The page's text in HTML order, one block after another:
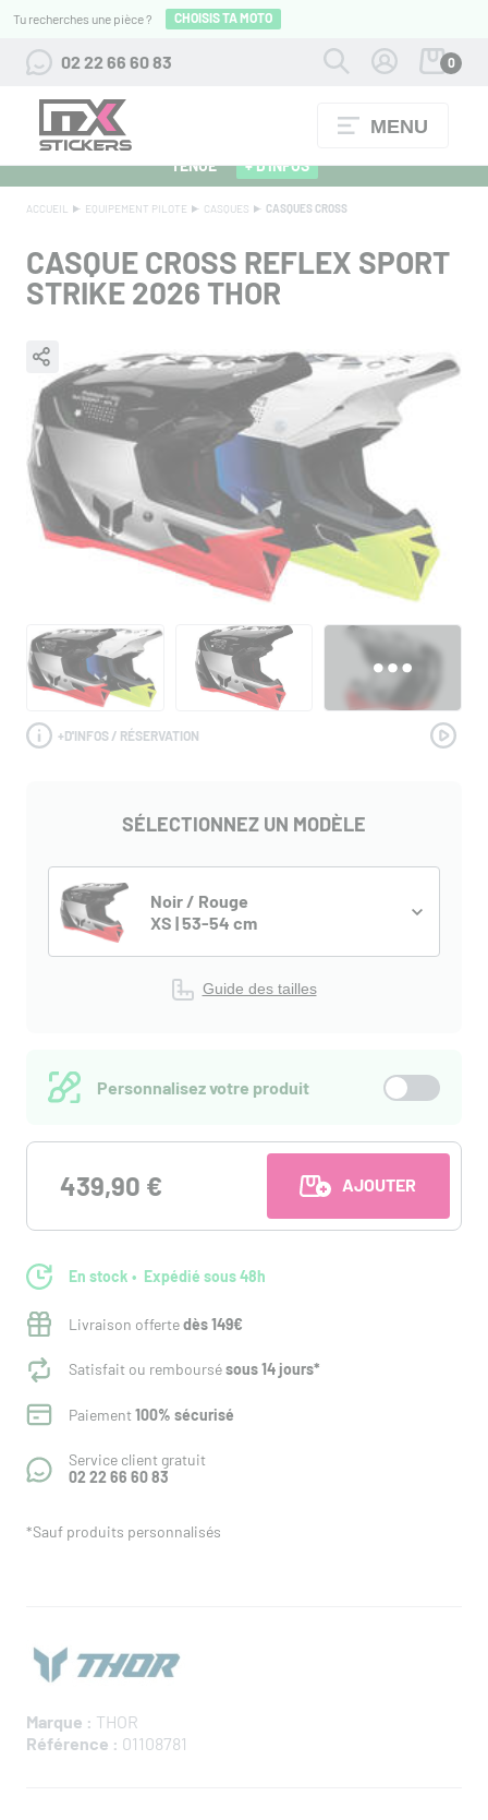
Tu recherches une pièce ? CHOISIS TA MOTO
02 22 66 60 83 0
MENU
ALPINESTARS 27 : FLOCAGE OFFERT POUR L'ACHAT D'UNE
TENUE
+ D'INFOS
ACCUEIL EQUIPEMENT PILOTE CASQUES CASQUES CROSS
CASQUE CROSS REFLEX SPORT
STRIKE 2026 THOR
+D'INFOS / RÉSERVATION
SÉLECTIONNEZ UN MODÈLE
Noir / Rouge
XS | 53-54 cm
Guide des tailles
Personnalisez votre produit
439,90 € AJOUTER AU
En stock Expédié sous 48h
Livraison offertedès 149€
Satisfait ou remboursésous 14 jours*
Paiement100% sécurisé
Service client gratuit
02 22 66 60 83
*Sauf produits personnalisés
Marque : THOR
Référence : 01108781